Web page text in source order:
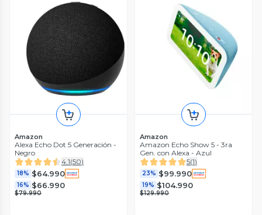
Amazon
Alexa Echo Dot 5 Generación -
Negro
4.1(50)
18% $64.990
16% $66.990
$79.990
Amazon
Amazon Echo Show 5 - 3ra
Gen. con Alexa - Azul
5(1)
23% $99.990
19% $104.990
$129.990